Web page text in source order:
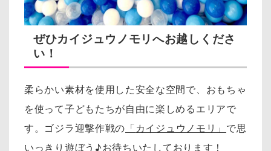
ぜひカイジュウノモリへお越しくださ
い！
柔らかい素材を使用した安全な空間で、おもちゃ
を使って子どもたちが自由に楽しめるエリアで
す。ゴジラ迎撃作戦の 「 カイジュウノモリ」 で思
いっきり遊ぼう♪お待ちいたしております！